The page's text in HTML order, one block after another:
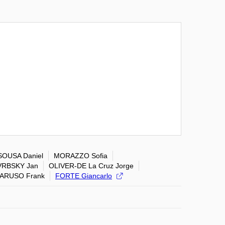
Daniel
MORAZZO Sofia
Jan
OLIVER-DE La Cruz Jorge
Frank
FORTE Giancarlo